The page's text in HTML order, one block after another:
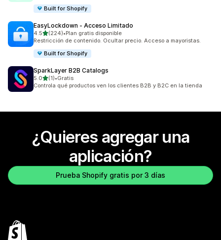
Built for Shopify
EasyLockdown ‑ Acceso Limitado
4.5de 5 estrellas
(224)
224 reseñas en total
•Plan gratis disponible
Restricción de contenido. Ocultar precio. Acceso a mayoristas.
Built for Shopify
SparkLayer B2B Catalogs
5.0de 5 estrellas
(1)
1 reseñas en total
•Gratis
Controla qué productos ven los clientes B2B y B2C en la tienda
¿Quieres agregar una
aplicación?
Prueba Shopify gratis por 3 días